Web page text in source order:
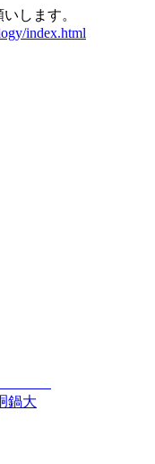
します。
index.html
鍋大